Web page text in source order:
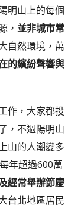
明山上的每個
， 並非城市常
自然環境，萬
的繽紛聲響與
作，大家都投
，不過陽明山
山的人潮變多
年超過600萬
經常舉辦節慶
台北地區居民